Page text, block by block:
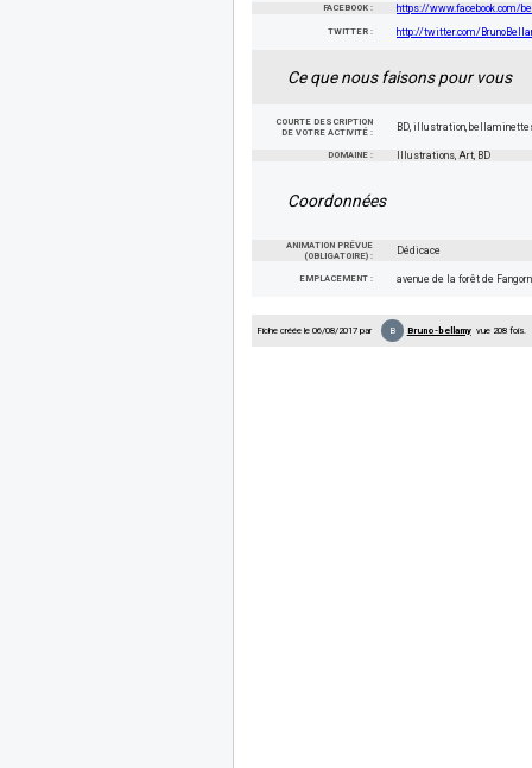
FACEBOOK : https://www.facebook.com/
TWITTER : http://twitter.com/
Ce que nous faisons pour vous
COURTE DESCRIPTION
DE VOTRE ACTIVITÉ :
BD, illustration,
DOMAINE : Illustrations, Art, BD
Coordonnées
ANIMATION PRÉVUE
(OBLIGATOIRE) :
Dédicace
EMPLACEMENT : avenue de la forêt de
Fiche créée le 06/08/2017 par B Bruno-bellamyvue 208 fois.